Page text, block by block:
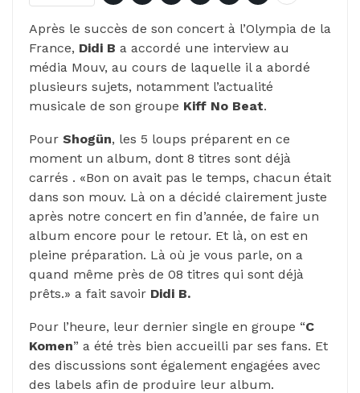
Après le succès de son concert à l’Olympia de la
France, Didi B a accordé une interview au
média Mouv, au cours de laquelle il a abordé
plusieurs sujets, notamment l’actualité
musicale de son groupe Kiff No Beat.
Pour Shogün, les 5 loups préparent en ce
moment un album, dont 8 titres sont déjà
carrés . «Bon on avait pas le temps, chacun était
dans son mouv. Là on a décidé clairement juste
après notre concert en fin d’année, de faire un
album encore pour le retour. Et là, on est en
pleine préparation. Là où je vous parle, on a
quand même près de 08 titres qui sont déjà
prêts.» a fait savoir Didi B.
Pour l’heure, leur dernier single en groupe “C
Komen” a été très bien accueilli par ses fans. Et
des discussions sont également engagées avec
des labels afin de produire leur album.